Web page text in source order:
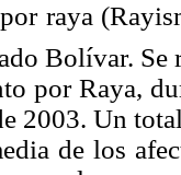
raya
Bolívar.
por Raya,
2003. Un
de los